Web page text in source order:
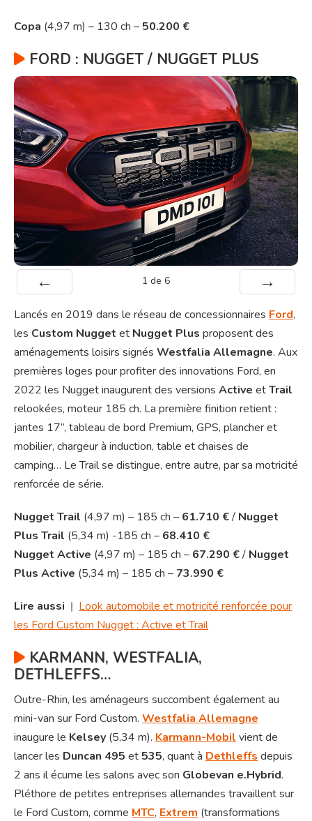
Copa (4,97 m) – 130 ch – 50.200 €
FORD : NUGGET / NUGGET PLUS
1 de 6
Lancés en 2019 dans le réseau de concessionnaires Ford,
les Custom Nugget et Nugget Plus proposent des
aménagements loisirs signés Westfalia Allemagne. Aux
premières loges pour profiter des innovations Ford, en
2022 les Nugget inaugurent des versions Active etTrail
relookées, moteur 185 ch. La première finition retient :
jantes 17”, tableau de bord Premium, GPS, plancher et
mobilier, chargeur à induction, table et chaises de
camping… Le Trail se distingue, entre autre, par sa motricité
renforcée de série.
Nugget Trail (4,97 m) – 185 ch – 61.710 €/ Nugget
Plus Trail (5,34 m) -185 ch – 68.410 €
Nugget Active (4,97 m) – 185 ch – 67.290 €/ Nugget
Plus Active (5,34 m) – 185 ch – 73.990 €
Lire aussi | Look automobile et motricité renforcée pour
les Ford Custom Nugget : Active et Trail
KARMANN, WESTFALIA,
DETHLEFFS…
Outre-Rhin, les aménageurs succombent également au
mini-van sur Ford Custom. Westfalia Allemagne
inaugure le Kelsey (5,34 m). Karmann-Mobil vient de
lancer les Duncan 495 et 535, quant à Dethleffs depuis
2 ans il écume les salons avec son Globevan e.Hybrid.
Pléthore de petites entreprises allemandes travaillent sur
le Ford Custom, comme MTC, Extrem (transformations